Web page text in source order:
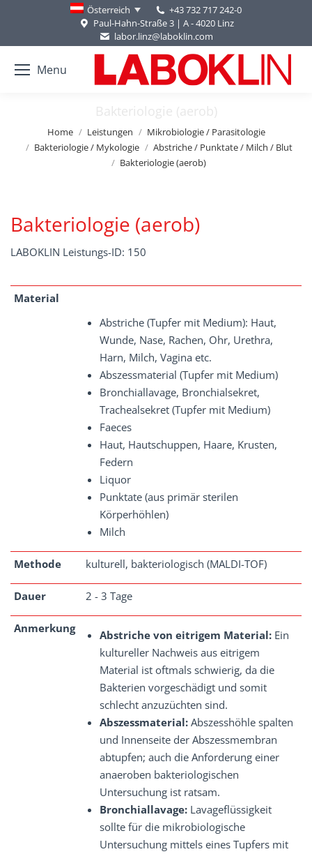
Österreich
+43 732 717 242-0
Paul-Hahn-Straße 3 | A - 4020 Linz
labor.linz@laboklin.com
Menu
Bakteriologie (aerob)
You are here:
Home Leistungen
Mikrobiologie / Parasitologie
Bakteriologie / Mykologie
Abstriche / Punktate / Milch / Blut
Bakteriologie (aerob)
Bakteriologie (aerob)
LABOKLIN Leistungs-ID: 150
Material
Abstriche (Tupfer mit Medium): Haut,
Wunde, Nase, Rachen, Ohr, Urethra,
Harn, Milch, Vagina etc.
Abszessmaterial (Tupfer mit Medium)
Bronchiallavage, Bronchialsekret,
Trachealsekret (Tupfer mit Medium)
Faeces
Haut, Hautschuppen, Haare, Krusten,
Federn
Liquor
Punktate (aus primär sterilen
Körperhöhlen)
Milch
Methode kulturell, bakteriologisch (MALDI-TOF)
Dauer 2 - 3 Tage
Anmerkung Abstriche von eitrigem Material: Ein
kultureller Nachweis aus eitrigem
Material ist oftmals schwierig, da die
Bakterien vorgeschädigt und somit
schlecht anzuzüchten sind.
Abszessmaterial: Abszesshöhle spalten
und Innenseite der Abszessmembran
abtupfen; auch die Anforderung einer
anaeroben bakteriologischen
Untersuchung ist ratsam.
Bronchiallavage: Lavageflüssigkeit
sollte für die mikrobiologische
Untersuchung mittels eines Tupfers mit